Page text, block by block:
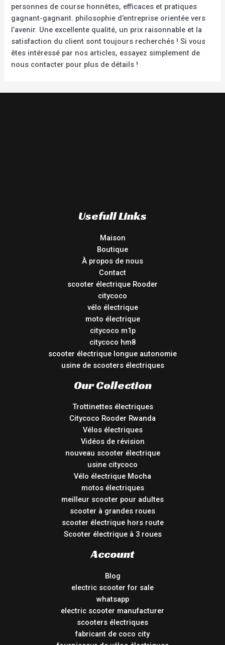
personnes de course honnêtes, efficaces et pratiques
gagnant-gagnant. philosophie d’entreprise orientée vers
l’avenir. Une excellente qualité, un prix raisonnable et la
satisfaction du client sont toujours recherchés ! Si vous
êtes intéressé par nos articles, essayez simplement de
nous contacter pour plus de détails !
Usefull Links
Maison
Boutique
À propos de nous
Contact
scooter électrique Rooder
citycoco
vélo électrique
moto électrique
citycoco m1p
citycoco hm8
scooter électrique longue autonomie
usine de scooters électriques
Our Collection
Trottinettes électriques
Citycoco Rooder Rwanda
Vélos électriques
Vidéos de révision
nouveau scooter électrique
usine citycoco
Vélo électrique Mocha
motos électriques
meilleur scooter pour adultes
scooter à grandes roues
scooter électrique hors route
Scooter électrique à 3 roues
Account
Blog
electric scooter for sale
whatsapp
electric scooter manufacturer
scooters électriques
fabricant de coco city